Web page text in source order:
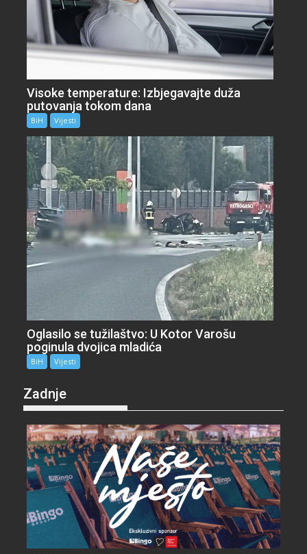
Visoke temperature: Izbjegavajte duža
putovanja tokom dana
BiH Vijesti
Oglasilo se tužilaštvo: U Kotor Varošu
poginula dvojica mladića
BiH Vijesti
Zadnje